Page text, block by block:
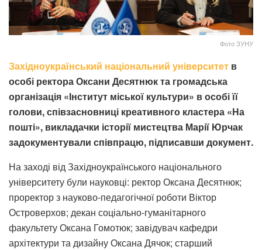
Фото ЗУНУ
Західноукраїнський національний університет в
особі ректора Оксани Десятнюк та громадська
організація «Інститут міської культури» в особі її
голови, співзасновниці креативного кластера «На
пошті», викладачки історії мистецтва Марії Юрчак
задокументували співпрацю, підписавши документ.
На заході від Західноукраїнського національного
університету були науковці: ректор Оксана Десятнюк;
проректор з науково-педагогічної роботи Віктор
Островерхов; декан соціально-гуманітарного
факультету Оксана Гомотюк; завідувач кафедри
архітектури та дизайну Оксана Дячок; старший